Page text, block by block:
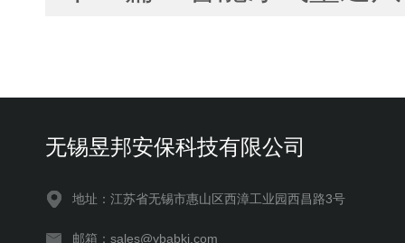
无锡昱邦安保科技有限公司
地址：江苏省无锡市惠山区西漳工业园西昌路3号
邮箱：sales@ybabkj.com